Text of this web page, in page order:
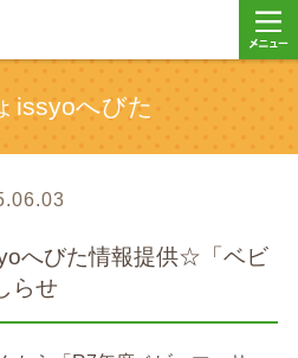
issyoへびた
へびた情報提供☆「ベビ
らせ